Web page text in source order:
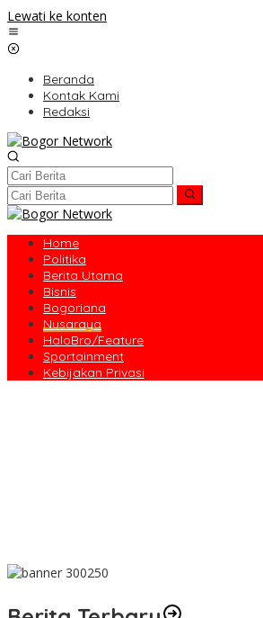
Lewati ke konten
Beranda
Kontak Kami
Redaksi
Home
Politika
Berita Utama
Bisnis
Bogoriana
Nusaraya
HaloBro/Feature
Sportainment
Kebijakan Privasi